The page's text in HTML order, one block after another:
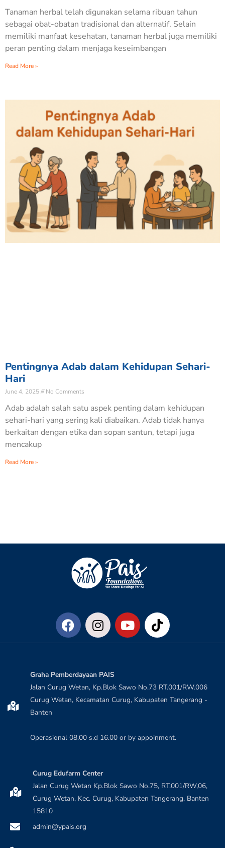
Tanaman herbal telah digunakan selama ribuan tahun
sebagai obat-obatan tradisional dan alternatif. Selain
memiliki manfaat kesehatan, tanaman herbal juga memiliki
peran penting dalam menjaga keseimbangan
Read More »
Pentingnya Adab dalam Kehidupan Sehari-
Hari
June 4, 2025 No Comments
Adab adalah salah satu aspek penting dalam kehidupan
sehari-hari yang sering kali diabaikan. Adab tidak hanya
berkaitan dengan etika dan sopan santun, tetapi juga
mencakup
Read More »
Graha Pemberdayaan PAIS
Jalan Curug Wetan, Kp.Blok Sawo No.73 RT.001/RW.006
Curug Wetan, Kecamatan Curug, Kabupaten Tangerang -
Banten
Operasional 08.00 s.d 16.00 or by appoinment.
Curug Edufarm Center
Jalan Curug Wetan Kp.Blok Sawo No.75, RT.001/RW,06,
Curug Wetan, Kec. Curug, Kabupaten Tangerang, Banten
15810
admin@ypais.org